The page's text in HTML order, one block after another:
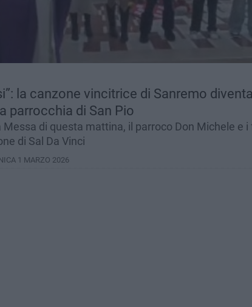
la canzone vincitrice di Sanremo
parrocchia di San Pio
Messa di questa mattina, il parroco Don Michele e i
di Sal Da Vinci
1 MARZO 2026